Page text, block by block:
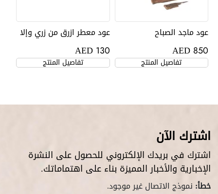
عود ماجد الصباح
AED 850
تفاصيل المنتج
عود معطر ازرق من زري وإلا
AED 130
تفاصيل المنتج
اشترك الآن
اشترك في بريدك الإلكتروني للحصول على النشرة
الإخبارية والأخبار المميزة بناء على اهتماماتك.
خطأ: نموذج الاتصال غير موجود.